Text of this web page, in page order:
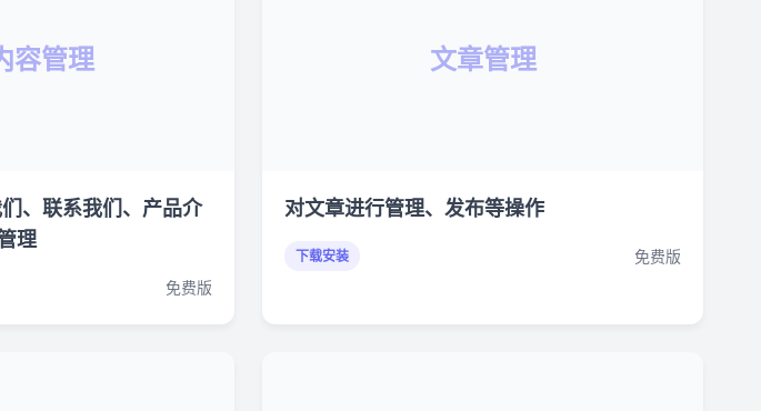
容管理
、联系我们、产品介
理
免费版
文章管理
对文章进行管理、发布等操作
下载安装 免费版